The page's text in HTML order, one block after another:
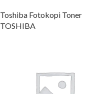
Toshiba Fotokopi Toner
TOSHIBA